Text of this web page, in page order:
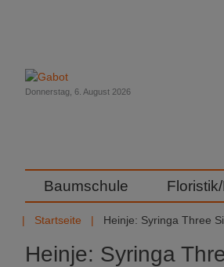
Donnerstag, 6. August 2026
Baumschule
Startseite Heinje: Syringa Three
Heinje: Syringa